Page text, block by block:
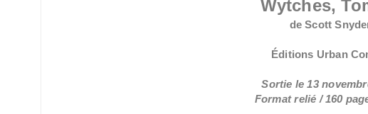
Wytches,
de Scott
Éditions Urban
Sortie le 13
Format relié / 160